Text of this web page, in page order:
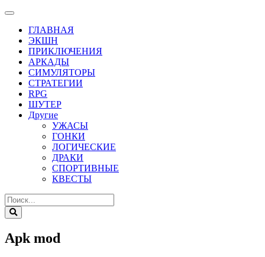
ГЛАВНАЯ
ЭКШН
ПРИКЛЮЧЕНИЯ
АРКАДЫ
СИМУЛЯТОРЫ
СТРАТЕГИИ
RPG
ШУТЕР
Другие
УЖАСЫ
ГОНКИ
ЛОГИЧЕСКИЕ
ДРАКИ
СПОРТИВНЫЕ
КВЕСТЫ
Apk mod